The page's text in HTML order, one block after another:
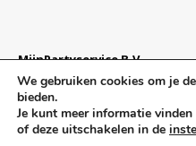
MijnPartyservice B.V.
Algemene Voorwaarden »
We gebruiken cookies om je
bieden.
Je kunt meer informatie
of deze uitschakelen in de